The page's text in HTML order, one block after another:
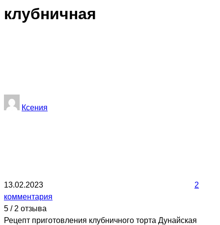
клубничная
Ксения
13.02.2023
2
комментария
5 / 2 отзыва
Рецепт приготовления клубничного торта Дунайская